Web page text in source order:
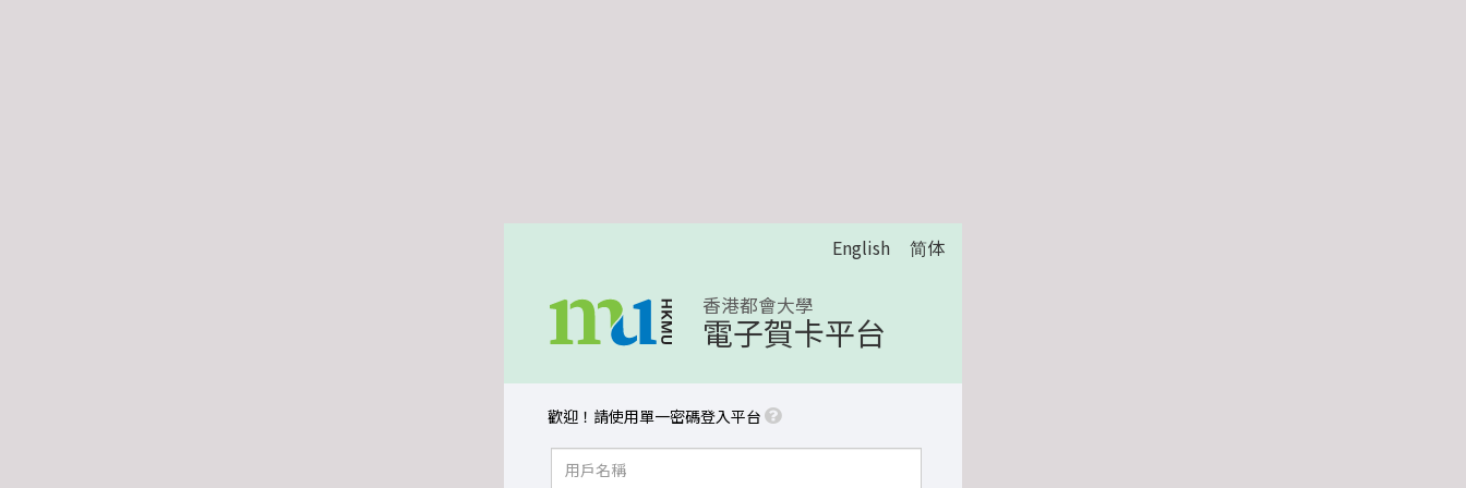
香港都會大學
電子賀卡平台
简体
English
歡迎！請使用單一密碼登入平台